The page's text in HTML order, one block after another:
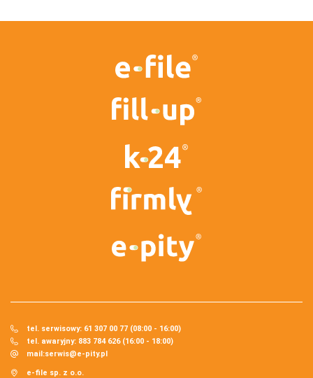
tel. serwisowy: 61 307 00 77 (08:00 - 16:00)
tel. awaryjny: 883 784 626 (16:00 - 18:00)
mail:serwis@e-pity.pl
e-file sp. z o.o.